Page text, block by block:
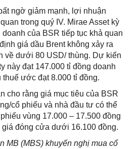
ngờ giảm mạnh, lợi nhuận
trong quý IV. Mirae Asset kỳ
của BSR tiếp tục khả quan
giá dầu Brent không xảy ra
về dưới 80 USD/ thùng. Dự kiến
này đạt 147.000 tỉ đồng doanh
ước đạt 8.000 tỉ đồng.
cho rằng giá mục tiêu của BSR
cổ phiếu và nhà đầu tư có thể
vùng 17.000 – 17.500 đồng
giá đóng cửa dưới 16.100 đồng.
MB (MBS) khuyến nghị mua cổ